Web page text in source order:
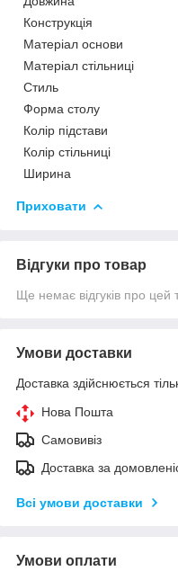
Конструкція
Матеріал основи
Матеріал стільниці
Стиль
Форма столу
Колір підстави
Колір стільниці
Ширина
Приховати
Відгуки про товар
Ще немає відгуків про цей
Умови доставки
Доставка здійснюється
Нова Пошта
Самовивіз
Доставка за
Всі умови доставки
Умови оплати